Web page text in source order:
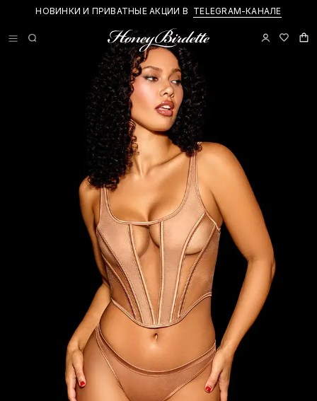
НОВИНКИ И ПРИВАТНЫЕ АКЦИИ В TELEGRAM-КАНАЛЕ